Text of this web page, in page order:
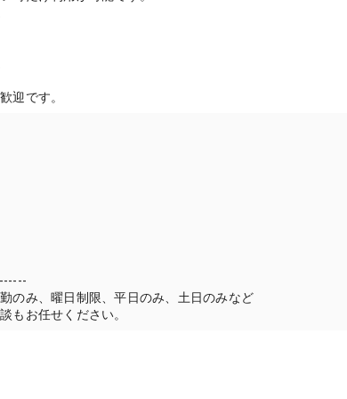
迎です。
のみ、曜日制限、平日のみ、土日のみなど
もお任せください。